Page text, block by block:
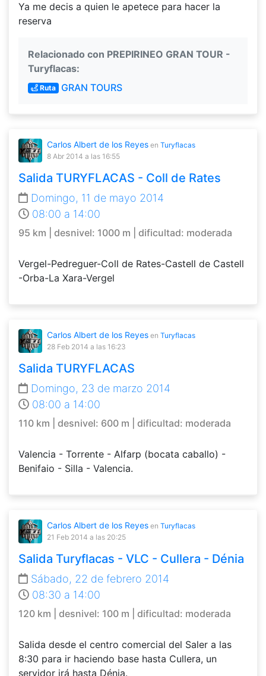
Ya me decis a quien le apetece para hacer la
reserva
Relacionado con PREPIRINEO GRAN TOUR -
Turyflacas:
Ruta GRAN TOURS
Carlos Albert de los Reyes en Turyflacas
8 Abr 2014 a las 16:55
Salida TURYFLACAS - Coll de Rates
Domingo, 11 de mayo 2014
08:00 a 14:00
95 km | desnivel: 1000 m | dificultad: moderada
Vergel-Pedreguer-Coll de Rates-Castell de Castell
-Orba-La Xara-Vergel
Carlos Albert de los Reyes en Turyflacas
28 Feb 2014 a las 16:23
Salida TURYFLACAS
Domingo, 23 de marzo 2014
08:00 a 14:00
110 km | desnivel: 600 m | dificultad: moderada
Valencia - Torrente - Alfarp (bocata caballo) -
Benifaio - Silla - Valencia.
Carlos Albert de los Reyes en Turyflacas
21 Feb 2014 a las 20:25
Salida Turyflacas - VLC - Cullera - Dénia
Sábado, 22 de febrero 2014
08:30 a 14:00
120 km | desnivel: 100 m | dificultad: moderada
Salida desde el centro comercial del Saler a las
8:30 para ir haciendo base hasta Cullera, un
servidor irá hasta Dénia.